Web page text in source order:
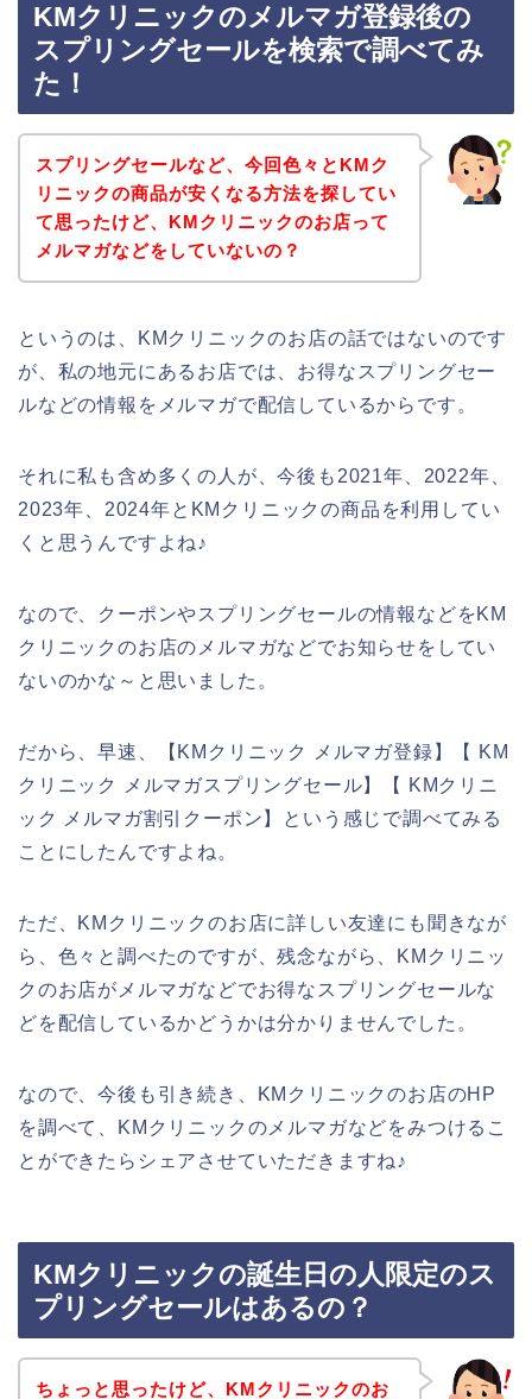
KMクリニックのメルマガ登録後の
スプリングセールを検索で調べてみ
た！
スプリングセールなど、今回色々とKMク
リニックの商品が安くなる方法を探してい
て思ったけど、KMクリニックのお店って
メルマガなどをしていないの？
というのは、KMクリニックのお店の話ではないのです
が、私の地元にあるお店では、お得なスプリングセー
ルなどの情報をメルマガで配信しているからです。
それに私も含め多くの人が、今後も2021年、2022年、
2023年、2024年とKMクリニックの商品を利用してい
くと思うんですよね♪
なので、クーポンやスプリングセールの情報などをKM
クリニックのお店のメルマガなどでお知らせをしてい
ないのかな～と思いました。
だから、早速、【KMクリニック メルマガ登録】【 KM
クリニック メルマガスプリングセール】【 KMクリニ
ック メルマガ割引クーポン】という感じで調べてみる
ことにしたんですよね。
ただ、KMクリニックのお店に詳しい友達にも聞きなが
ら、色々と調べたのですが、残念ながら、KMクリニッ
クのお店がメルマガなどでお得なスプリングセールな
どを配信しているかどうかは分かりませんでした。
なので、今後も引き続き、KMクリニックのお店のHP
を調べて、KMクリニックのメルマガなどをみつけるこ
とができたらシェアさせていただきますね♪
KMクリニックの誕生日の人限定のス
プリングセールはあるの？
ちょっと思ったけど、KMクリニックのお